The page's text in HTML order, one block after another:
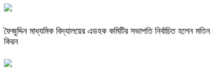
ফৈজুদ্দিন মাধ্যমিক বিদ্যালয়ের এডহক কমিটির সভাপতি নির্বাচিত হলেন মতিন
কিরন